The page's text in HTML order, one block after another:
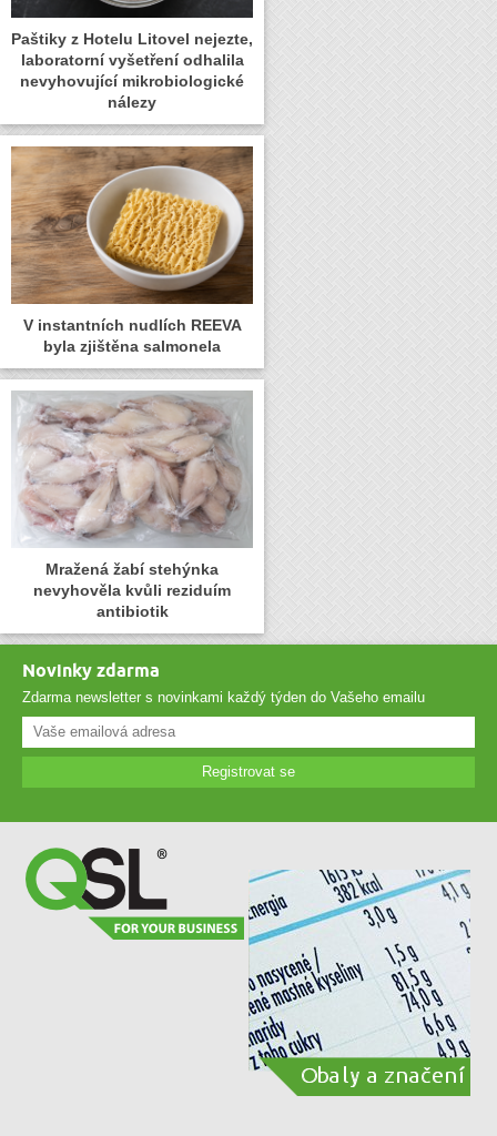
Paštiky z Hotelu Litovel nejezte,
laboratorní vyšetření odhalila
nevyhovující mikrobiologické
nálezy
V instantních nudlích REEVA
byla zjištěna salmonela
Mražená žabí stehýnka
nevyhověla kvůli reziduím
antibiotik
Novinky zdarma
Zdarma newsletter s novinkami každý týden do Vašeho emailu
Registrovat se